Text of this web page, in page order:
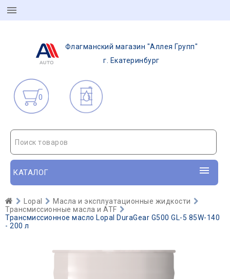
Флагманский магазин "Аллея Групп"
г. Екатеринбург
0
Поиск товаров
КАТАЛОГ
Lopal
Масла и эксплуатационные жидкости
Трансмиссионные масла и ATF
Трансмиссионное масло Lopal DuraGear G500 GL-5 85W-140
- 200 л